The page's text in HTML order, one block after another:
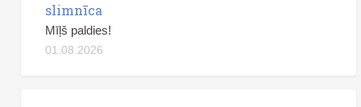
slimnīca
Mīļš paldies!
01.08.2026